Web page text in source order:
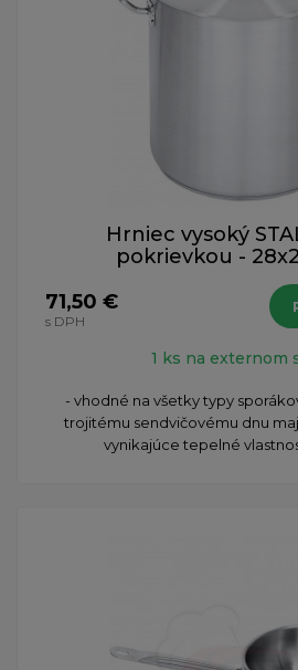
Hrniec vysoký
pokrievkou -
71,50 €
s DPH
1 ks na externom
- vhodné na všetky typy
trojitému sendvičovému dnu
vynikajúce tepelné